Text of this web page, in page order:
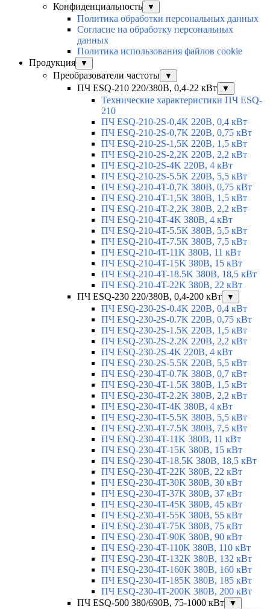
Конфиденциальность
▼
Политика обработки персональных данных
Согласие на обработку персональных
данных
Политика использования файлов cookie
Продукция
▼
Преобразователи частоты ▼
ПЧ ESQ-210 220/380В, 0,4-22 кВт ▼
Технические характеристики ПЧ ESQ-
210
ПЧ ESQ-210-2S-0,4K 220В, 0,4 кВт
ПЧ ESQ-210-2S-0,7K 220В, 0,75 кВт
ПЧ ESQ-210-2S-1,5K 220В, 1,5 кВт
ПЧ ESQ-210-2S-2,2K 220В, 2,2 кВт
ПЧ ESQ-210-2S-4K 220В, 4 кВт
ПЧ ESQ-210-2S-5.5K 220В, 5,5 кВт
ПЧ ESQ-210-4T-0,7K 380В, 0,75 кВт
ПЧ ESQ-210-4T-1,5K 380В, 1,5 кВт
ПЧ ESQ-210-4T-2,2K 380В, 2,2 кВт
ПЧ ESQ-210-4T-4K 380В, 4 кВт
ПЧ ESQ-210-4T-5.5K 380В, 5,5 кВт
ПЧ ESQ-210-4T-7.5K 380В, 7,5 кВт
ПЧ ESQ-210-4T-11K 380В, 11 кВт
ПЧ ESQ-210-4T-15K 380В, 15 кВт
ПЧ ESQ-210-4T-18.5K 380В, 18,5 кВт
ПЧ ESQ-210-4T-22K 380В, 22 кВт
ПЧ ESQ-230 220/380В, 0,4-200 кВт
▼
ПЧ ESQ-230-2S-0.4K 220В, 0,4 кВт
ПЧ ESQ-230-2S-0.7K 220В, 0,75 кВт
ПЧ ESQ-230-2S-1.5K 220В, 1,5 кВт
ПЧ ESQ-230-2S-2.2K 220В, 2,2 кВт
ПЧ ESQ-230-2S-4K 220В, 4 кВт
ПЧ ESQ-230-2S-5.5K 220В, 5,5 кВт
ПЧ ESQ-230-4T-0.7K 380В, 0,7 кВт
ПЧ ESQ-230-4T-1.5K 380В, 1,5 кВт
ПЧ ESQ-230-4T-2.2K 380В, 2,2 кВт
ПЧ ESQ-230-4T-4K 380В, 4 кВт
ПЧ ESQ-230-4T-5.5K 380В, 5,5 кВт
ПЧ ESQ-230-4T-7.5K 380В, 7,5 кВт
ПЧ ESQ-230-4T-11K 380В, 11 кВт
ПЧ ESQ-230-4T-15K 380В, 15 кВт
ПЧ ESQ-230-4T-18.5K 380В, 18,5 кВт
ПЧ ESQ-230-4T-22K 380В, 22 кВт
ПЧ ESQ-230-4T-30K 380В, 30 кВт
ПЧ ESQ-230-4T-37K 380В, 37 кВт
ПЧ ESQ-230-4T-45K 380В, 45 кВт
ПЧ ESQ-230-4T-55K 380В, 55 кВт
ПЧ ESQ-230-4T-75K 380В, 75 кВт
ПЧ ESQ-230-4T-90K 380В, 90 кВт
ПЧ ESQ-230-4T-110K 380В, 110 кВт
ПЧ ESQ-230-4T-132K 380В, 132 кВт
ПЧ ESQ-230-4T-160K 380В, 160 кВт
ПЧ ESQ-230-4T-185K 380В, 185 кВт
ПЧ ESQ-230-4T-200K 380В, 200 кВт
ПЧ ESQ-500 380/690В, 75-1000 кВт
▼